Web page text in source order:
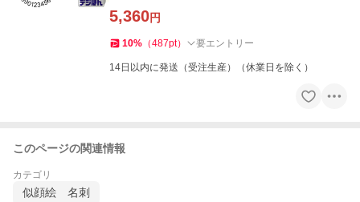
5,360円
10% （487pt） 要エントリー
14日以内に発送（受注生産）（休業日を除く）
このページの関連情報
カテゴリ
似顔絵 名刺